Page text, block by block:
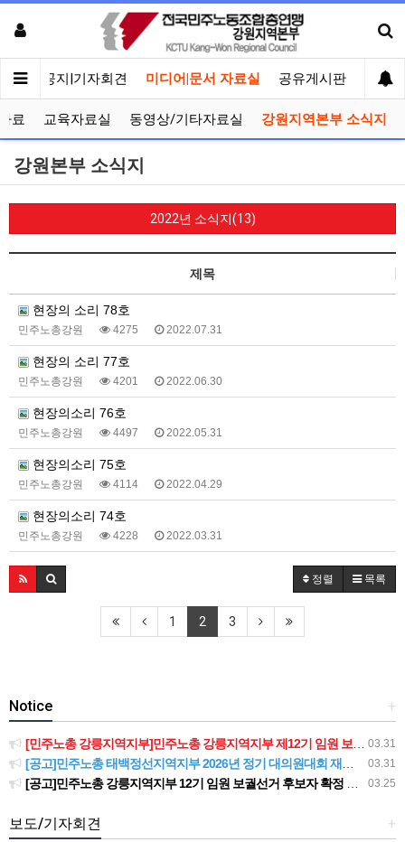
인 공지|기자회견 미디어|문서 자료실 공유게시판 선거
료 교육자료실 동영상/기타자료실 강원지역본부 소식지
강원본부 소식지
2022년 소식지(13)
제목
현장의 소리 78호
민주노총강원 4275 2022.07.31
현장의 소리 77호
민주노총강원 4201 2022.06.30
현장의소리 76호
민주노총강원 4497 2022.05.31
현장의소리 75호
민주노총강원 4114 2022.04.29
현장의소리 74호
민주노총강원 4228 2022.03.31
정렬 목록
1 2 3
+
Notice
03.31
[민주노총 강릉지역지부]민주노총 강릉지역지부 제12기 임원 보궐선거결과 공고
03.31
[공고]민주노총 태백정선지역지부 2026년 정기 대의원대회 재소집 건
03.25
[공고]민주노총 강릉지역지부 12기 임원 보궐선거 후보자 확정 공고
+
보도/기자회견